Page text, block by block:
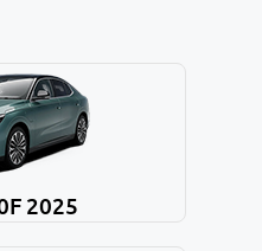
2025